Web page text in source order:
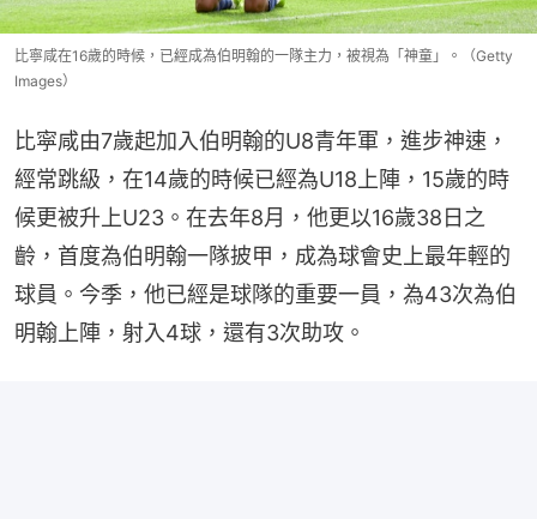
比寧咸在16歲的時候，已經成為伯明翰的一隊主力，被視為「神童」。（Getty
Images）
比寜咸由7歲起加入伯明翰的U8青年軍，進步神速，
經常跳級，在14歲的時候已經為U18上陣，15歲的時
候更被升上U23。在去年8月，他更以16歲38日之
齡，首度為伯明翰一隊披甲，成為球會史上最年輕的
球員。今季，他已經是球隊的重要一員，為43次為伯
明翰上陣，射入4球，還有3次助攻。